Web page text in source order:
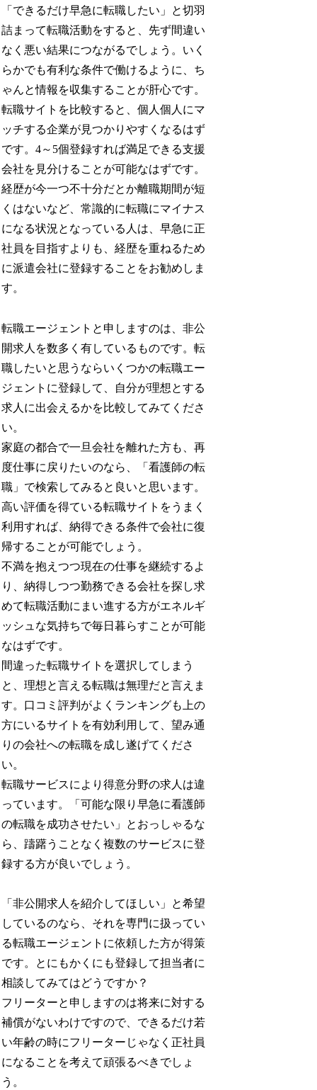
「できるだけ早急に転職したい」と切羽
詰まって転職活動をすると、先ず間違い
なく悪い結果につながるでしょう。いく
らかでも有利な条件で働けるように、ち
ゃんと情報を収集することが肝心です。
転職サイトを比較すると、個人個人にマ
ッチする企業が見つかりやすくなるはず
です。4～5個登録すれば満足できる支援
会社を見分けることが可能なはずです。
経歴が今一つ不十分だとか離職期間が短
くはないなど、常識的に転職にマイナス
になる状況となっている人は、早急に正
社員を目指すよりも、経歴を重ねるため
に派遣会社に登録することをお勧めしま
す。
転職エージェントと申しますのは、非公
開求人を数多く有しているものです。転
職したいと思うならいくつかの転職エー
ジェントに登録して、自分が理想とする
求人に出会えるかを比較してみてくださ
い。
家庭の都合で一旦会社を離れた方も、再
度仕事に戻りたいのなら、「看護師の転
職」で検索してみると良いと思います。
高い評価を得ている転職サイトをうまく
利用すれば、納得できる条件で会社に復
帰することが可能でしょう。
不満を抱えつつ現在の仕事を継続するよ
り、納得しつつ勤務できる会社を探し求
めて転職活動にまい進する方がエネルギ
ッシュな気持ちで毎日暮らすことが可能
なはずです。
間違った転職サイトを選択してしまう
と、理想と言える転職は無理だと言えま
す。口コミ評判がよくランキングも上の
方にいるサイトを有効利用して、望み通
りの会社への転職を成し遂げてくださ
い。
転職サービスにより得意分野の求人は違
っています。「可能な限り早急に看護師
の転職を成功させたい」とおっしゃるな
ら、躊躇うことなく複数のサービスに登
録する方が良いでしょう。
「非公開求人を紹介してほしい」と希望
しているのなら、それを専門に扱ってい
る転職エージェントに依頼した方が得策
です。とにもかくにも登録して担当者に
相談してみてはどうですか？
フリーターと申しますのは将来に対する
補償がないわけですので、できるだけ若
い年齢の時にフリーターじゃなく正社員
になることを考えて頑張るべきでしょ
う。